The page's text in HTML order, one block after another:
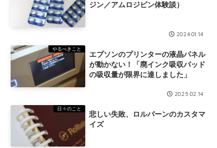
ジン／アムロジピン体験談）
2024.01.14
やるべきこと
エプソンのプリンターの液晶パネル
が動かない！「廃インク吸収パッド
の吸収量が限界に達しました」
2025.02.14
日々のこと
悲しい失敗、ロルバーンのカスタマ
イズ